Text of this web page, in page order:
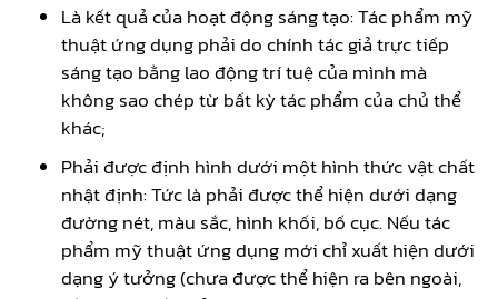
Là kết quả của hoạt động sáng tạo: Tác phẩm mỹ
thuật ứng dụng phải do chính tác giả trực tiếp
sáng tạo bằng lao động trí tuệ của mình mà
không sao chép từ bất kỳ tác phẩm của chủ thể
khác;
Phải được định hình dưới một hình thức vật chất
nhật định: Tức là phải được thể hiện dưới dạng
đường nét, màu sắc, hình khối, bố cục. Nếu tác
phẩm mỹ thuật ứng dụng mới chỉ xuất hiện dưới
dạng ý tưởng (chưa được thể hiện ra bên ngoài,